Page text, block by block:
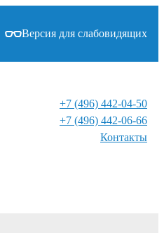
Версия для слабовидящих
+7 (496) 442-04-50
+7 (496) 442-06-66
Контакты⁠